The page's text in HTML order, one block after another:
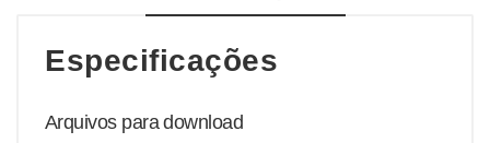
Especificações
Arquivos para download